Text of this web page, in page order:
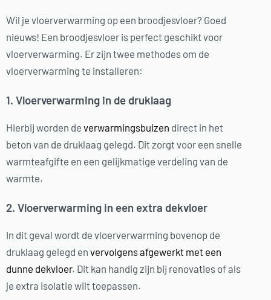
Wil je vloerverwarming op een broodjesvloer? Goed
nieuws! Een broodjesvloer is perfect geschikt voor
vloerverwarming. Er zijn twee methodes om de
vloerverwarming te installeren:
1. Vloerverwarming in de druklaag
Hierbij worden de verwarmingsbuizen direct in het
beton van de druklaag gelegd. Dit zorgt voor een snelle
warmteafgifte en een gelijkmatige verdeling van de
warmte.
2. Vloerverwarming in een extra dekvloer
In dit geval wordt de vloerverwarming bovenop de
druklaag gelegd en vervolgens afgewerkt met een
dunne dekvloer. Dit kan handig zijn bij renovaties of als
je extra isolatie wilt toepassen.